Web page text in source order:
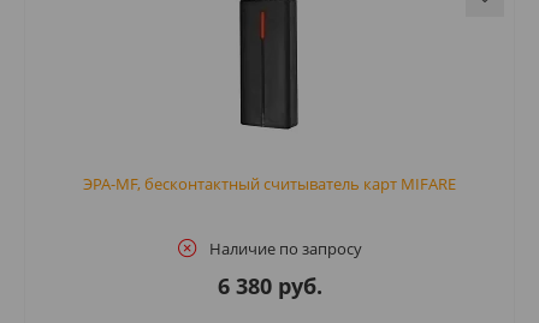
ЭРА-MF, бесконтактный считыватель карт MIFARE
Наличие по запросу
6 380 руб.